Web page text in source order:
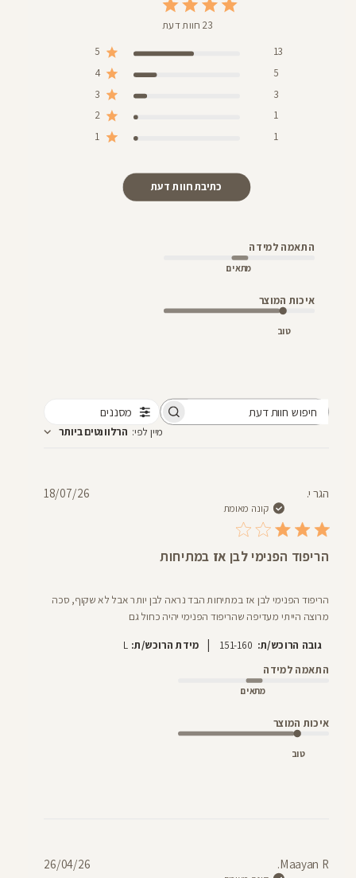
23 חוות דעת
5
13
4
5
3
3
2 1
1 1
כתיבת חוות דעת
התאמה למידה
מתאים
איכות המוצר
טוב
מסננים
מיין לפי: הרלוונטים ביותר
הגר י.
קונה מאומת
הריפוד הפנימי לבן אז במתיחות
הריפוד הפנימי לבן אז במתיחות הבד נראה לבן יותר אבל לא שקוף, סכה
מרוצה הייתי מעדיפה שהריפוד הפנימי יהיה כחול גם
גובה הרוכש/ת: 151-160 מידת הרוכש/ת: L
התאמה למידה
מתאים
איכות המוצר
טוב
תאריך18/07/26
Maayan R.
26/04/26